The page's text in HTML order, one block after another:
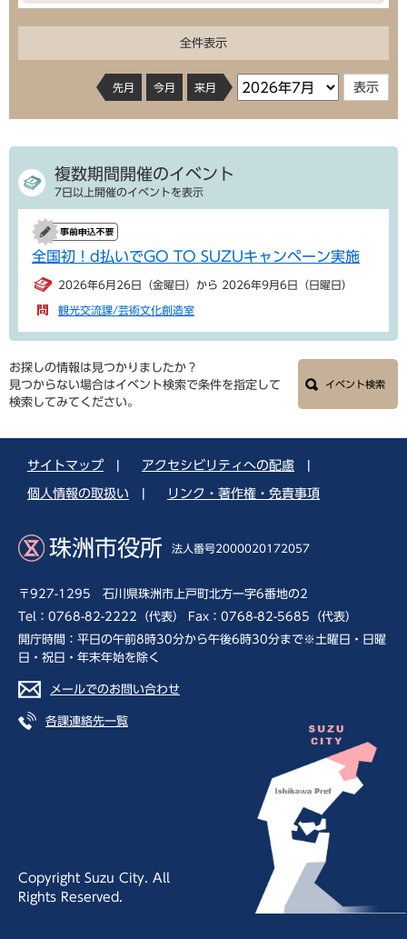
全件表示
先月 今月 来月
複数期間開催のイベント
7日以上開催のイベントを表示
全国初！d払いでGO TO SUZUキャンペーン実施
2026年6月26日（金曜日）から 2026年9月6日（日曜日）
観光交流課/芸術文化創造室
お探しの情報は見つかりましたか？
見つからない場合はイベント検索で条件を指定して
検索してみてください。
イベント検索
サイトマップ アクセシビリティへの配慮
個人情報の取扱い リンク・著作権・免責事項
珠洲市役所 法人番号2000020172057
〒927-1295 石川県珠洲市上戸町北方一字6番地の2
Tel：0768-82-2222（代表） Fax：0768-82-5685（代表）
開庁時間：平日の午前8時30分から午後6時30分まで※土曜日・日曜
日・祝日・年末年始を除く
メールでのお問い合わせ
各課連絡先一覧
Copyright Suzu City. All
Rights Reserved.